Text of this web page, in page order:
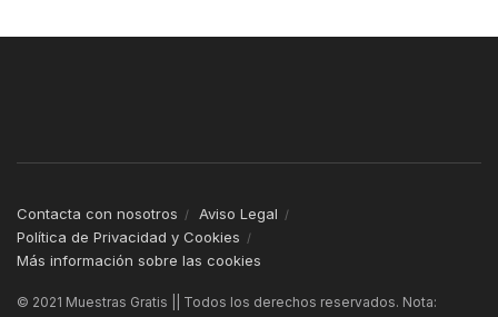
Contacta con nosotros
Aviso Legal
Política de Privacidad y Cookies
Más información sobre las cookies
© 2021 Muestras Gratis || Todos los derechos reservados. Nota: